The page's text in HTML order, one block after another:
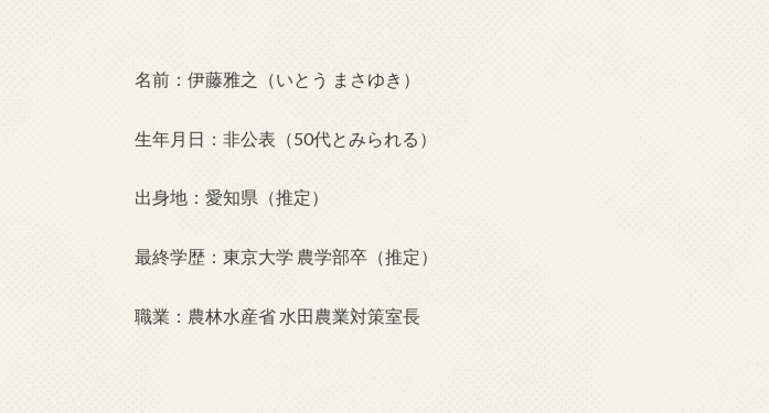
名前：伊藤雅之（いとう まさゆき）
生年月日：非公表（50代とみられる）
出身地：愛知県（推定）
最終学歴：東京大学 農学部卒（推定）
職業：農林水産省 水田農業対策室長